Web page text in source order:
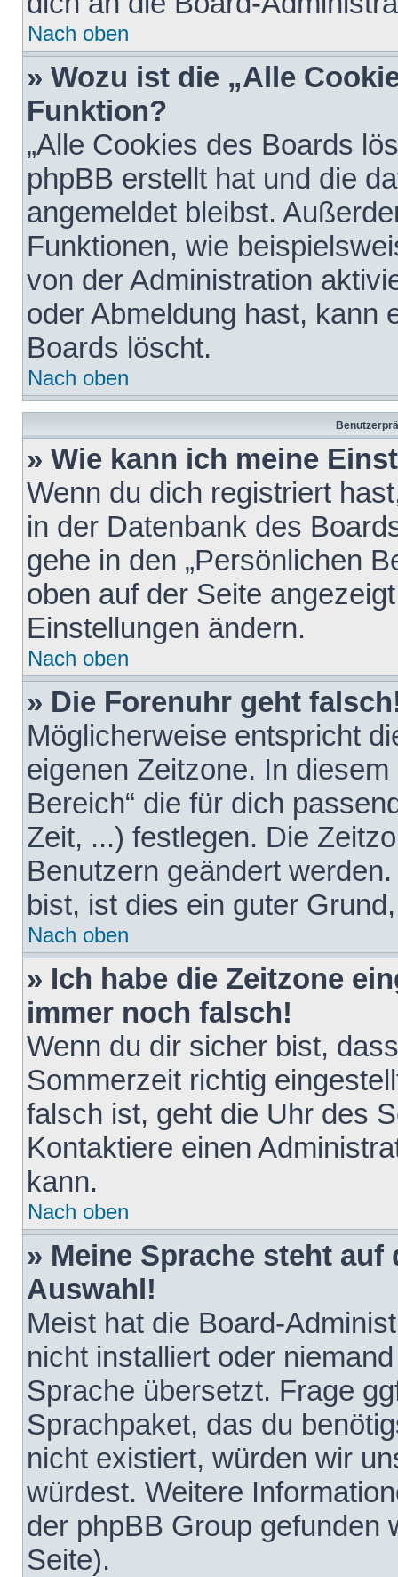
Nach oben
» Wozu ist die „Alle
Funktion?
„Alle Cookies des Boards
phpBB erstellt hat und die
angemeldet bleibst.
Funktionen, wie
von der Administration
oder Abmeldung hast, kann
Boards löscht.
Nach oben
» Wie kann ich meine
Wenn du dich registriert
in der Datenbank des
gehe in den „Persönlichen
oben auf der Seite
Einstellungen ändern.
Nach oben
» Die Forenuhr geht
Möglicherweise entspricht
eigenen Zeitzone. In
Bereich“ die für dich
Zeit, ...) festlegen. Die
Benutzern geändert
bist, ist dies ein guter
Nach oben
» Ich habe die Zeitzone
immer noch falsch!
Wenn du dir sicher bist,
Sommerzeit richtig
falsch ist, geht die Uhr des
Kontaktiere einen
kann.
Nach oben
» Meine Sprache steht
Auswahl!
Meist hat die Board-
nicht installiert oder
Sprache übersetzt. Frage
Sprachpaket, das du
nicht existiert, würden wir
würdest. Weitere
der phpBB Group gefunden
Seite).